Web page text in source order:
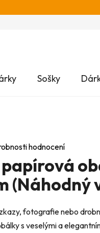
Sošky
hodnocení
(Náhodný
fotografie nebo
s veselými a